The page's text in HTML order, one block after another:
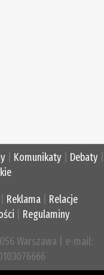
Komunikaty Debaty
Reklama
Relacje
Regulaminy
Warszawa | e-mail: